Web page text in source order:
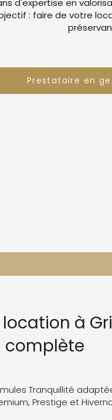
d'expertise en
: faire de votre
Prestataire en
à
complète
Tranquillité
Prestige et